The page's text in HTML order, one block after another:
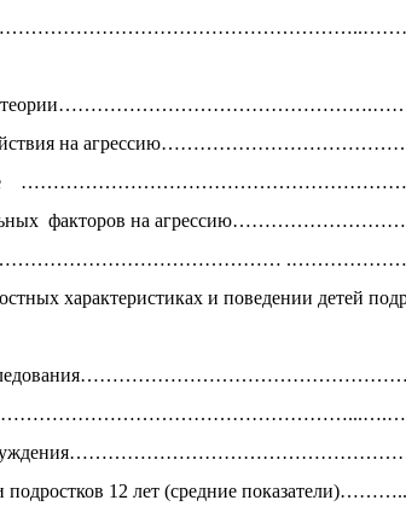
воздействия на
факторов на
личностных характеристиках и
их
подростков 12 лет (средние